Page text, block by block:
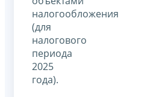
налогообложения
(для
налогового
периода
2025
года).